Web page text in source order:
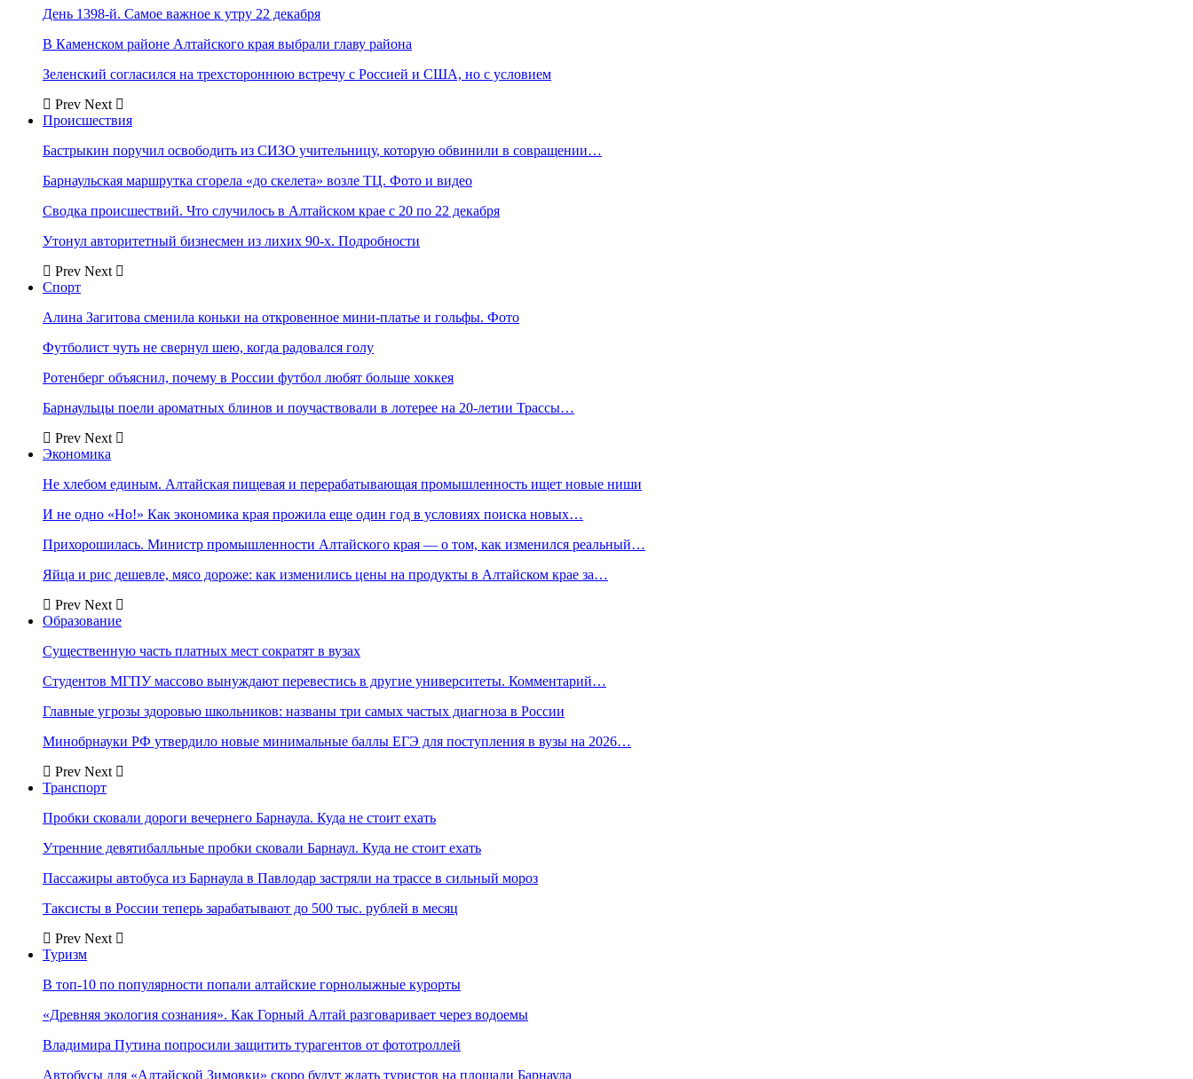
День 1398-й. Самое важное к утру 22 декабря
В Каменском районе Алтайского края выбрали главу района
Зеленский согласился на трехстороннюю встречу с Россией и США, но с условием
Prev Next
Происшествия
Бастрыкин поручил освободить из СИЗО учительницу, которую обвинили в совращении…
Барнаульская маршрутка сгорела «до скелета» возле ТЦ. Фото и видео
Сводка происшествий. Что случилось в Алтайском крае с 20 по 22 декабря
Утонул авторитетный бизнесмен из лихих 90-х. Подробности
Prev Next
Спорт
Алина Загитова сменила коньки на откровенное мини-платье и гольфы. Фото
Футболист чуть не свернул шею, когда радовался голу
Ротенберг объяснил, почему в России футбол любят больше хоккея
Барнаульцы поели ароматных блинов и поучаствовали в лотерее на 20-летии Трассы…
Prev Next
Экономика
Не хлебом единым. Алтайская пищевая и перерабатывающая промышленность ищет новые ниши
И не одно «Но!» Как экономика края прожила еще один год в условиях поиска новых…
Прихорошилась. Министр промышленности Алтайского края — о том, как изменился реальный…
Яйца и рис дешевле, мясо дороже: как изменились цены на продукты в Алтайском крае за…
Prev Next
Образование
Существенную часть платных мест сократят в вузах
Студентов МГПУ массово вынуждают перевестись в другие университеты. Комментарий…
Главные угрозы здоровью школьников: названы три самых частых диагноза в России
Минобрнауки РФ утвердило новые минимальные баллы ЕГЭ для поступления в вузы на 2026…
Prev Next
Транспорт
Пробки сковали дороги вечернего Барнаула. Куда не стоит ехать
Утренние девятибалльные пробки сковали Барнаул. Куда не стоит ехать
Пассажиры автобуса из Барнаула в Павлодар застряли на трассе в сильный мороз
Таксисты в России теперь зарабатывают до 500 тыс. рублей в месяц
Prev Next
Туризм
В топ-10 по популярности попали алтайские горнолыжные курорты
«Древняя экология сознания». Как Горный Алтай разговаривает через водоемы
Владимира Путина попросили защитить турагентов от фототроллей
Автобусы для «Алтайской Зимовки» скоро будут ждать туристов на площади Барнаула